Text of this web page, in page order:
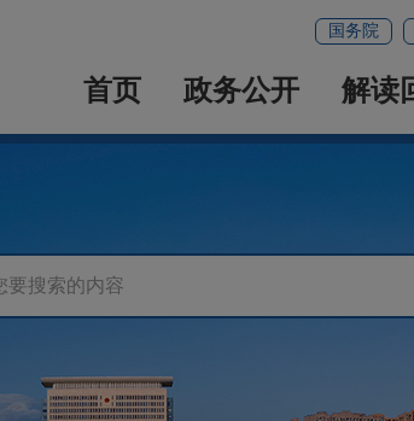
国务院
首页 政务公开 解读